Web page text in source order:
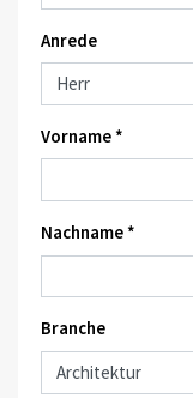
Anrede
Vorname *
Nachname *
Branche